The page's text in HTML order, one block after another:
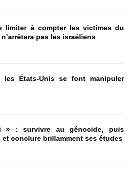
limiter à compter les victimes du
pas les israéliens
les États-Unis se font manipuler
» : survivre au génocide, puis
et conclure brillamment ses études